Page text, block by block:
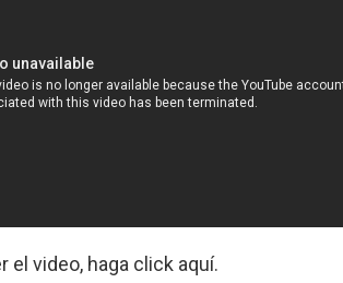
el video, haga click aquí.